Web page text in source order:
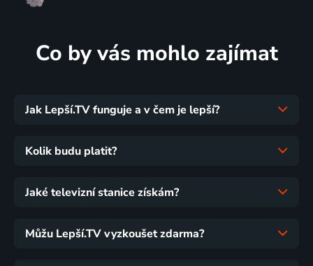
Co by vás mohlo zajímat
Jak Lepší.TV funguje a v čem je lepší?
Kolik budu platit?
Jaké televizní stanice získám?
Můžu Lepší.TV vyzkoušet zdarma?